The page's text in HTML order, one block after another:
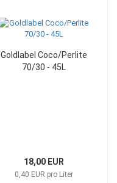
Goldlabel Coco/Perlite
70/30 - 45L
18,00 EUR
0,40 EUR pro Liter